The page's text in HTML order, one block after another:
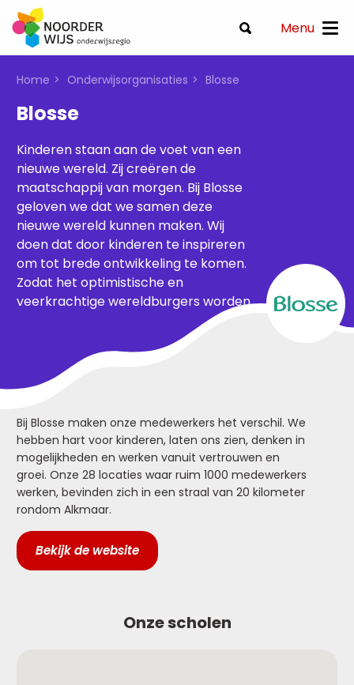
Menu
Home Onderwijsorganisaties Blosse
Blosse
Kinderen staan aan de voet van een
nieuwe wereld. Zij creëren de
maatschappij van morgen. Bij Blosse
geloven we dat we samen deze
nieuwe wereld kunnen maken. Wij
doen dat door kinderen te inspireren
om tot brede ontwikkeling te komen.
Zodat het optimistische en
veerkrachtige wereldburgers worden.
Bij Blosse maken onze medewerkers het verschil. We
hebben hart voor kinderen, laten ons zien, denken in
mogelijkheden en werken vanuit vertrouwen en
groei. Onze 28 locaties waar ruim 1000 medewerkers
werken, bevinden zich in een straal van 20 kilometer
rondom Alkmaar.
Bekijk de website
Onze scholen